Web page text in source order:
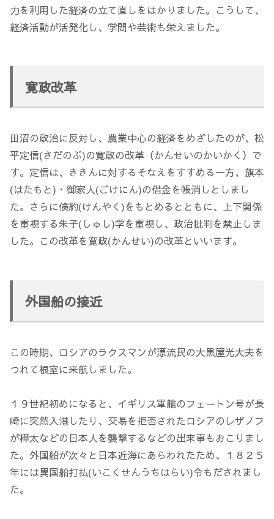
力を利用した経済の立て直しをはかりました。こうして、
経済活動が活発化し、学問や芸術も栄えました。
寛政改革
田沼の政治に反対し、農業中心の経済をめざしたのが、松
平定信(さだのぶ)の寛政の改革（かんせいのかいかく）で
す。定信は、ききんに対するそなえをすすめる一方、旗本
(はたもと)・御家人(ごけにん)の借金を帳消しとしまし
た。さらに倹約(けんやく)をもとめるとともに、上下関係
を重視する朱子(しゅし)学を重視し、政治批判を禁止しま
した。この改革を寛政(かんせい)の改革といいます。
外国船の接近
この時期、ロシアのラクスマンが漂流民の大黒屋光大夫を
つれて根室に来航しました。
１９世紀初めになると、イギリス軍艦のフェートン号が長
崎に突然入港したり、交易を拒否されたロシアのレザノフ
が樺太などの日本人を襲撃するなどの出来事もおこりまし
た。外国船が次々と日本近海にあらわれたため、１８２５
年には異国船打払(いこくせんうちはらい)令もだされまし
た。